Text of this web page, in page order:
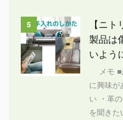
5
【ニ
製品は
いよう
メモ ■
に興味が
い ・革
を聞き